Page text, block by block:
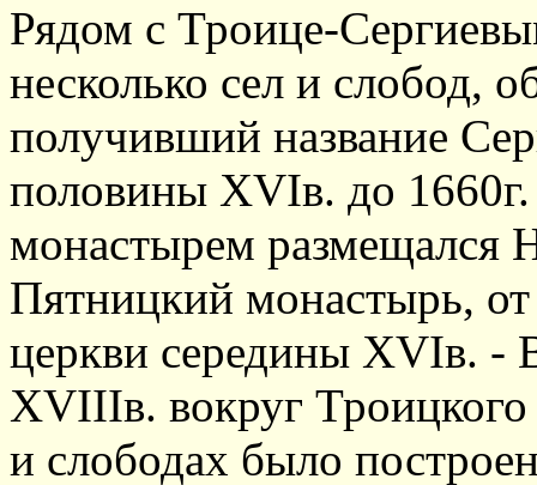
Рядом с Троице-
несколько сел и слобод,
получивший название
половины XVIв. до
монастырем
Пятницкий монастырь, от
церкви середины XVIв. -
XVIIIв. вокруг
и слободах было